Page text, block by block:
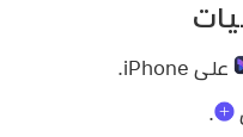
على iPhone.